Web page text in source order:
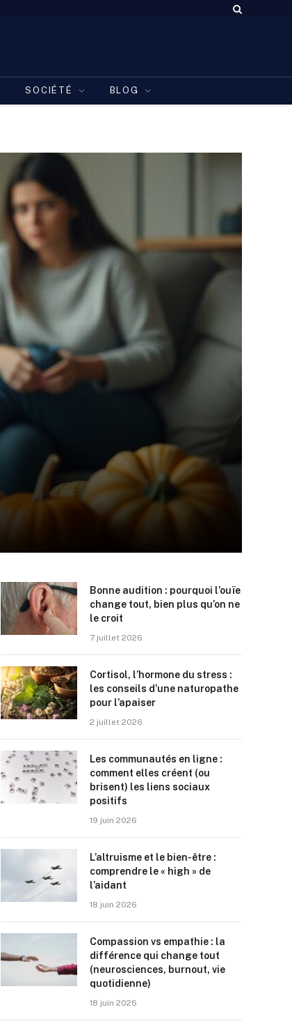
SOCIÉTÉ BLOG
Bonne audition : pourquoi l’ouïe
change tout, bien plus qu’on ne
le croit
7 juillet 2026
Cortisol, l’hormone du stress :
les conseils d’une naturopathe
pour l’apaiser
2 juillet 2026
Les communautés en ligne :
comment elles créent (ou
brisent) les liens sociaux
positifs
19 juin 2026
L’altruisme et le bien-être :
comprendre le « high » de
l’aidant
18 juin 2026
Compassion vs empathie : la
différence qui change tout
(neurosciences, burnout, vie
quotidienne)
18 juin 2026